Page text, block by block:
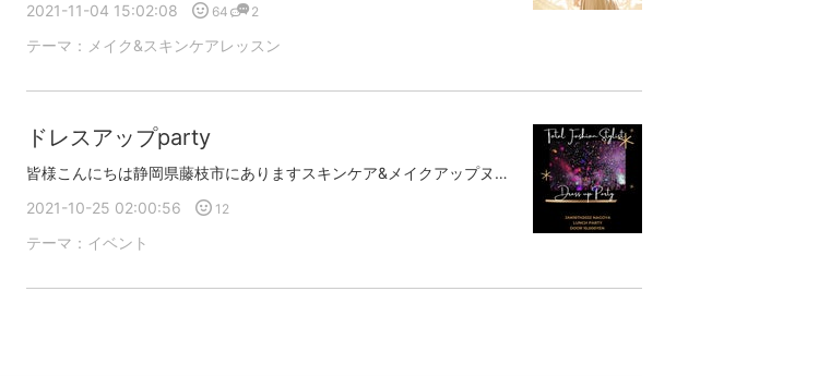
2021-11-04 15:02:08
64 2
テーマ： メイク&スキンケアレッスン
ドレスアップparty
皆様こんにちは静岡県藤枝市にありますスキンケア&メイクアップヌーベルブランの田島です本日はお知らせですーぜひご一緒に参加しませんか❓ドレスアップparty👗🥂✨【日時】 2022年1月16日(日) open11:30 start12:00〜14:00【会場】 名古屋駅近のパーティ会場貸切 （ご参加の方にお知らせします）【会費】 10,000円【参加資格】女性でしたらどなたでも❤️ドレスアップして集まるドレスアップ新年パーティを開催いたします。👗買ってはみたものの派手すぎたワンピース👗いつか着ようと思っていたドレス👗いつか着ようと思っていた着物などなど、服装はなんでも構いません。2022年の新年を祝いながら🎌華やかにみんなで集まりましょう会場では皆さんによるドレスアップフロアショーを企画しています。カメラマンも入ります。お写真はデータで参加者に無料でお渡しします。美味しいお食事とお飲み物で楽しいひと時を過ごしませんか❓💕【主催】 トータルファッションスタイリスト®︎お問い合わせ、お申し込みはこちらのお問い合わせフォームよりお願い致します。お問い合わせ欄に「ドレスアップパーティー参加希望」と記入をお願い致します。LINEの方はお問い合わせフォーム内のLINEリンクよりメッセージくださいませ❤️お問い合わせフォーム | ヌーベルブランお気軽にお問い合せください。 お問い合せにはできるだけ速やかにご回答させていただきますが、 少々お時間を頂く場合もございますので、予めご了承ください。 [contact-form-7 id="1301" title="お問い合わせフォーム"] This site is protected by reCAPTCHA and the Google Pri…www.n-blanc.co.jp2013年度ミセス日本グランプリミセス日本の会 東海事務局 代表ミセス日本グランプリ公認メイク講師メイクアップアーティストスキンケアアドバイザートータルファッションスタイリスト®︎静岡校 講師株式会社ヌーベルブラン代表取締役 田島尚子藤枝市前島2丁目8-1定休日:木曜日・第一、第三日曜日営業時間:10:00〜18:00E-mail：info@n-blanc.co.jp定休日以外にショッピング同行などで不在の日がございます。ホームページのお知らせ欄に記載しておりますので、お手数ですがご来店の際はそちらをご確認くださいませ。⚜️メイクレッスン⚜️スキンケア⚜️笑顔レッスン⚜️顔型診断⚜️ネック診断⚜️骨格診断⚜️カラー診断⚜️ショッピング同行【メイクレッスンご予約】こちらからどうぞ静岡メイクレッスン・スキンケアレッスン・メイクアップ NOUVELLE BLANC（ヌーベルブラン）藤枝市にあります、魅力アップのためのプライベートメイクレッスン、スキンケアレッスンを中心に、大切な日のメイクアップ、美容イベントコラボ、企業様・団体様向けのメイク講習、新入社員研修、婚活、就活など好印象を与えるメイクレッスン承ります。❤️ご予約方法❤️上部の【静岡メイクレッスン・スキンケアレッスン・メイクアップ NOUVELLE BLANC（ヌー ...reserva.be連絡先を入力し、確認するを押すまでは予約確定にはなりません。レッスンメニューに迷っても当日に変更OKです🙆‍♀️キャンセルの場合は事前にご連絡くださいませ。【プレミアムコスメ】人気の乳液いらずのスキンローション美容クリームのご注文はこちらからどうぞ🧴化粧水、美容クリームのみ販売しておりますが、強制的に販売はしておりませんので、どうぞお気軽にお越し下さいませ田島尚子ってどんな人❓シンデレラストーリーをありがとう拙い文章ですが、私が幼少の頃からミセス日本グランプリを受賞した時までのストーリーを書いた電子書籍です（無料）自信喪失、トラウマ、コンプレックス心を込めて皆様のお手伝いをしたいと思う気持ちはこれらがあるからです。何かをキッカケに人は前に進むことができます。人生が変わります。自分のことをもっと好きになると更に人生が楽しくなります。自信過剰とは違います。「好きになる」「自分を信じる」これです。私が皆様の背中をそっと押すことができれば幸いです。静岡メイクレッスン/焼津/藤枝/島田/メイクレッスン/メイク講座/スキンケアレッスン/出張メイク/メイク派遣
2021-10-25 02:00:56
12
テーマ： イベント